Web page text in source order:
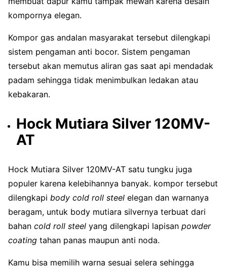
kompornya elegan.
Kompor gas andalan masyarakat tersebut dilengkapi
sistem pengaman anti bocor. Sistem pengaman
tersebut akan memutus aliran gas saat api mendadak
padam sehingga tidak menimbulkan ledakan atau
kebakaran.
Hock Mutiara Silver 120MV-
AT
Hock Mutiara Silver 120MV-AT satu tungku juga
populer karena kelebihannya banyak. kompor tersebut
dilengkapi body cold roll steel elegan dan warnanya
beragam, untuk body mutiara silvernya terbuat dari
bahan cold roll steel yang dilengkapi lapisan powder
coating tahan panas maupun anti noda.
Kamu bisa memilih warna sesuai selera sehingga